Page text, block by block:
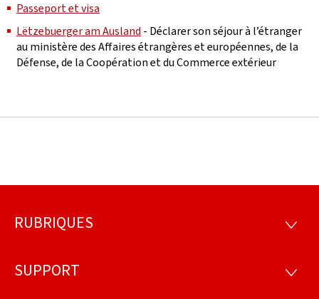
Passeport et visa
Lëtzebuerger am Ausland - Déclarer son séjour à l’étranger
au ministère des Affaires étrangères et européennes, de la
Défense, de la Coopération et du Commerce extérieur
Pied
page
RUBRIQUES
SUPPORT